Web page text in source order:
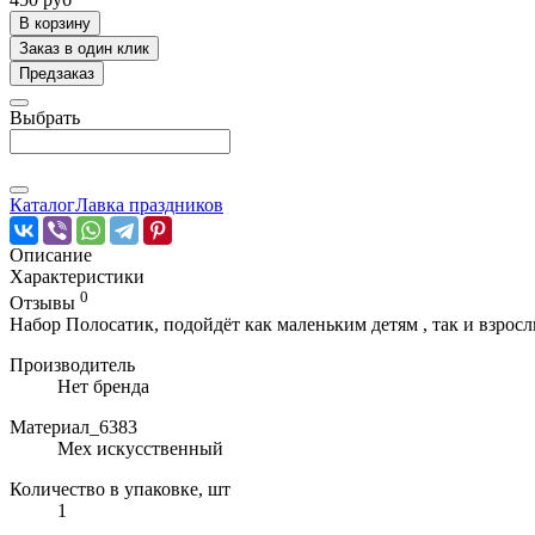
В корзину
Заказ в один клик
Предзаказ
Выбрать
КаталогЛавка праздников
Описание
Характеристики
Отзывы 0
Набор Полосатик, подойдёт как маленьким детям , так и
Производитель
Нет бренда
Материал_6383
Мех искусственный
Количество в упаковке, шт
1